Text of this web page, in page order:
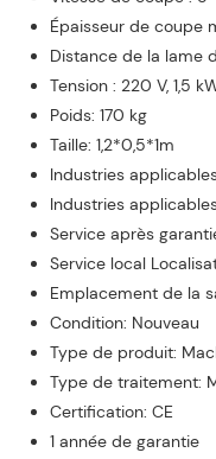
Épaisseur de coupe
Distance de la lame
Tension : 220 V, 1,5
Poids: 170 kg
Taille: 1,2*0,5*1m
Industries
Industries
Service après
Service local
Emplacement de la
Condition: Nouveau
Type de produit:
Type de traitement:
Certification: CE
1 année de garantie